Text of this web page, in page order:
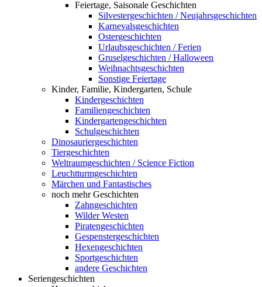
Feiertage, Saisonale Geschichten
Silvestergeschichten / Neujahrsgeschichten
Karnevalsgeschichten
Ostergeschichten
Urlaubsgeschichten / Ferien
Gruselgeschichten / Halloween
Weihnachtsgeschichten
Sonstige Feiertage
Kinder, Familie, Kindergarten, Schule
Kindergeschichten
Familiengeschichten
Kindergartengeschichten
Schulgeschichten
Dinosauriergeschichten
Tiergeschichten
Weltraumgeschichten / Science Fiction
Leuchtturmgeschichten
Märchen und Fantastisches
noch mehr Geschichten
Zahngeschichten
Wilder Westen
Piratengeschichten
Gespenstergeschichten
Hexengeschichten
Sportgeschichten
andere Geschichten
Seriengeschichten